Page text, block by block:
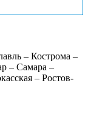
– Кострома –
– Самара –
– Ростов-